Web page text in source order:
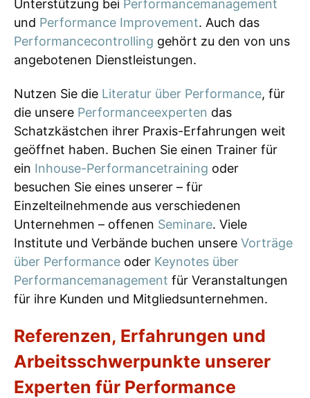
Unterstützung bei Performancemanagement
und Performance Improvement. Auch das
Performancecontrolling gehört zu den von uns
angebotenen Dienstleistungen.
Nutzen Sie die Literatur über Performance, für
die unsere Performanceexperten das
Schatzkästchen ihrer Praxis-Erfahrungen weit
geöffnet haben. Buchen Sie einen Trainer für
ein Inhouse-Performancetraining oder
besuchen Sie eines unserer – für
Einzelteilnehmende aus verschiedenen
Unternehmen – offenen Seminare. Viele
Institute und Verbände buchen unsere Vorträge
über Performance oder Keynotes über
Performancemanagement für Veranstaltungen
für ihre Kunden und Mitgliedsunternehmen.
Referenzen, Erfahrungen und
Arbeitsschwerpunkte unserer
Experten für Performance